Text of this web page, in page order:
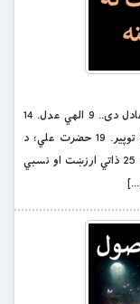
بِسْمِ اللَّهِ الرَّحْمَنِ الرَّحِيمِ عدالت لړلیک الله تعالی عادل دی.. 9 الهي عدل. 14
عدالت څه ته وايي ؟. 16 د مساوات او عدالت ترمنځ توپير. 19 حضرت علي؛ د
عدالت انځور. 20 د حقوقو درناوى او د دنيا سپکاوى.. 25 ذاتي ارزښت او نسبي